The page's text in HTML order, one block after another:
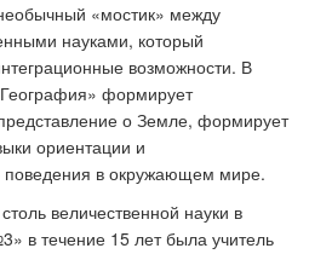
«мостик» между
науками, который
возможности. В
формирует
о Земле, формирует
ориентации и
поведения в окружающем мире.
величественной науки в
течение 15 лет была учитель